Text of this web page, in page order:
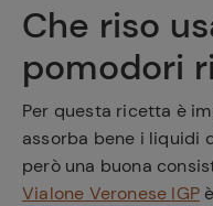
Che riso
pomodori
Per questa ricetta è
assorba bene i liquidi
però una buona
Vialone Veronese IGP